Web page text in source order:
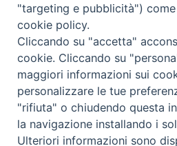
HOME DIOCESI VESCOVO
APPUNTAMENTI CONTATTI
Copyright © 2018 - 2021Diocesi di Adria
"targeting e pubblicità")
cookie policy.
Cliccando su "accetta"
cookie. Cliccando su
maggiori informazioni sui
personalizzare le tue
"rifiuta" o chiudendo questa
la navigazione installando i
Ulteriori informazioni sono